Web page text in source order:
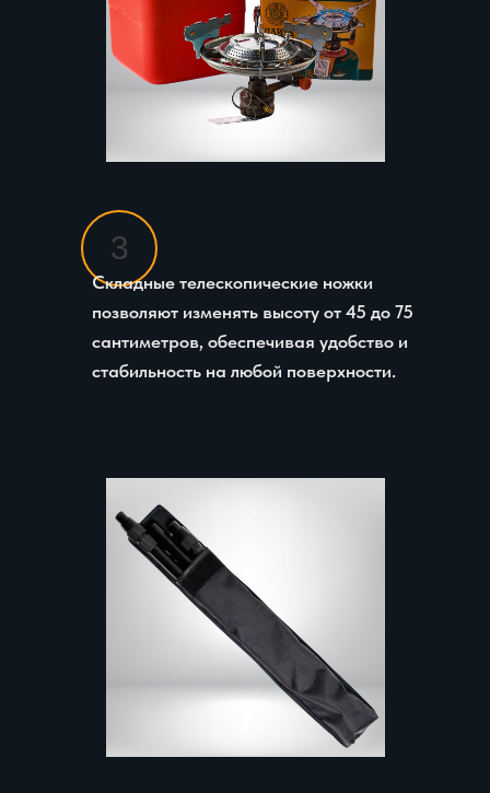
3
Складные телескопические ножки
позволяют изменять высоту от 45 до 75
сантиметров, обеспечивая удобство и
стабильность на любой поверхности.